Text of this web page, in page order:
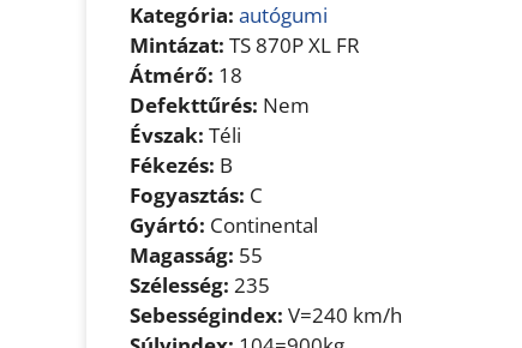
Kategória: autógumi
Mintázat: TS 870P XL FR
Átmérő: 18
Defekttűrés: Nem
Évszak: Téli
Fékezés: B
Fogyasztás: C
Gyártó: Continental
Magasság: 55
Szélesség: 235
Sebességindex: V=240 km/h